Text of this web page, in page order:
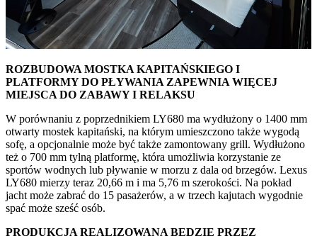
ROZBUDOWA MOSTKA KAPITAŃSKIEGO I
PLATFORMY DO PŁYWANIA ZAPEWNIA WIĘCEJ
MIEJSCA DO ZABAWY I RELAKSU
W porównaniu z poprzednikiem LY680 ma wydłużony o 1400 mm
otwarty mostek kapitański, na którym umieszczono także wygodą
sofę, a opcjonalnie może być także zamontowany grill. Wydłużono
też o 700 mm tylną platformę, która umożliwia korzystanie ze
sportów wodnych lub pływanie w morzu z dala od brzegów. Lexus
LY680 mierzy teraz 20,66 m i ma 5,76 m szerokości. Na pokład
jacht może zabrać do 15 pasażerów, a w trzech kajutach wygodnie
spać może sześć osób.
PRODUKCJA REALIZOWANA BĘDZIE PRZEZ